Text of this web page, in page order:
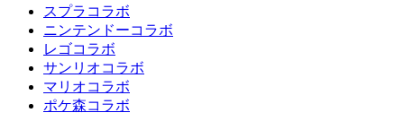
スプラコラボ
ニンテンドーコラボ
レゴコラボ
サンリオコラボ
マリオコラボ
ポケ森コラボ